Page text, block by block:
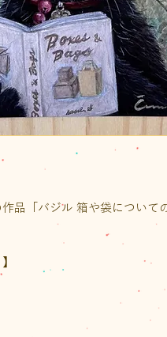
品「バジル 箱や袋について